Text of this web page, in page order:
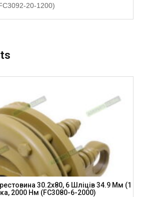
20-1200)
30.2х80, 6 Шліців 34.9 Мм (1
2000 Нм (FC3080-6-2000)